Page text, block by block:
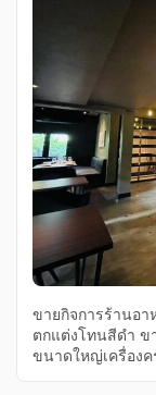
ขายกิจการร้านอ
ตกแต่งโทนสีดำ ข
ขนาดใหญ่เครื่อง